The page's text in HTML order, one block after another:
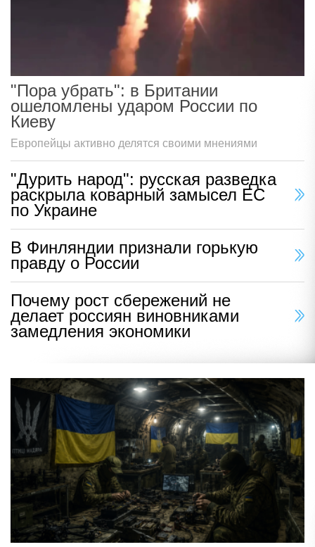
"Пора убрать": в Британии
ошеломлены ударом России по
Киеву
Европейцы активно делятся своими мнениями
"Дурить народ": русская разведка
раскрыла коварный замысел ЕС
по Украине
В Финляндии признали горькую
правду о России
Почему рост сбережений не
делает россиян виновниками
замедления экономики